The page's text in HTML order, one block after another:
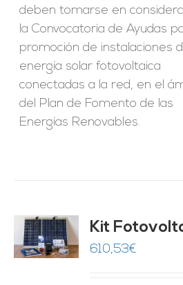
deben tomarse en
la Convocatoria de Ayudas
promoción de instalaciones
energía solar fotovoltaica
conectadas a la red, en el
del Plan de Fomento de las
Energías Renovables.
Kit
610,53€